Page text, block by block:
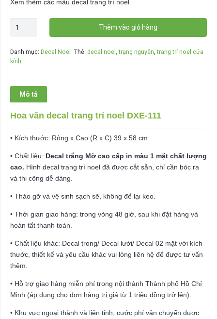
Xem thêm các mẫu decal trang trí noel
noel
lượng
Thêm vào giỏ hàng
Danh mục: Decal Noel Thẻ:decal noel,trạng nguyên,trang trí noel cửa
kính
Mô tả
Hoa văn decal trang trí noel DXE-111
• Kích thước: Rộng x Cao (R x C) 39 x 58 cm
• Chất liệu: Decal trắng Mờ cao cấp in màu 1 mặt chất lượng
cao. Hình decal trang trí noel đã được cắt sẵn, chỉ cần bóc ra
và thi công dễ dàng.
• Tháo gỡ và vệ sinh sạch sẽ, không để lại keo.
• Thời gian giao hàng: trong vòng 48 giờ, sau khi đặt hàng và
hoàn tất thanh toán.
• Chất liệu khác: Decal trong/ Decal lưới/ Decal 02 mặt với kích
thước, thiết kế và yêu cầu khác vui lòng liên hệ để được tư vấn
thêm.
• Hỗ trợ giao hàng miễn phí trong nội thành Thành phố Hồ Chí
Minh (áp dụng cho đơn hàng trị giá từ 1 triệu đồng trở lên).
• Khu vực ngoại thành và liên tỉnh, cước phí vận chuyển được